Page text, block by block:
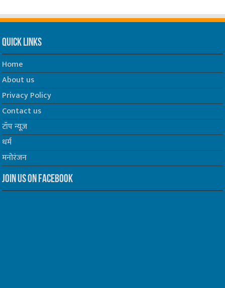
Quick Links
Home
About us
Privacy Policy
Contact us
टॉप न्यूज़
धर्म
मनोरंजन
Join us on Facebook